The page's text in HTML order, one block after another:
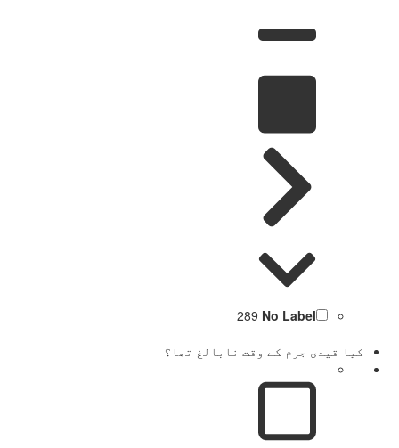
No Label
289
کیا قیدی جرم کے وقت نابالغ تھا؟